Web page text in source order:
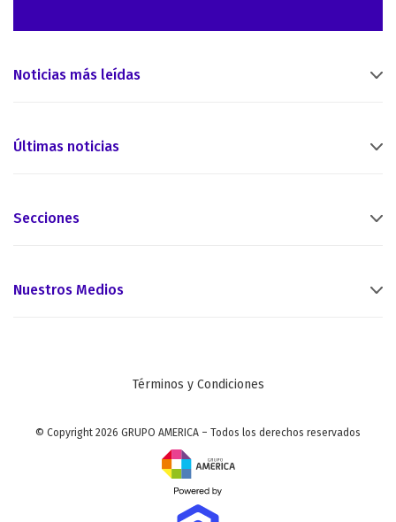
Noticias más leídas
Últimas noticias
Secciones
Nuestros Medios
Términos y Condiciones
© Copyright 2026 GRUPO AMERICA – Todos los derechos reservados